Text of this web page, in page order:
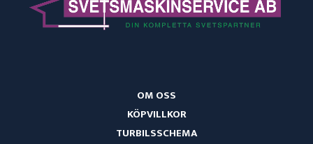
OM OSS
KÖPVILLKOR
TURBILSSCHEMA